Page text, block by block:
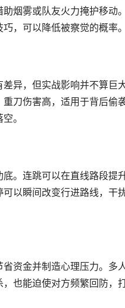
烟雾或队友火力掩护移动
，可以降低被察觉的概率。
异，但实战影响并不算巨
刀伤害高，适用于背后偷
。
。连跳可以在直线路段提
以瞬间改变行进路线，干
资金并制造心理压力。多
也能迫使对方频繁回防，